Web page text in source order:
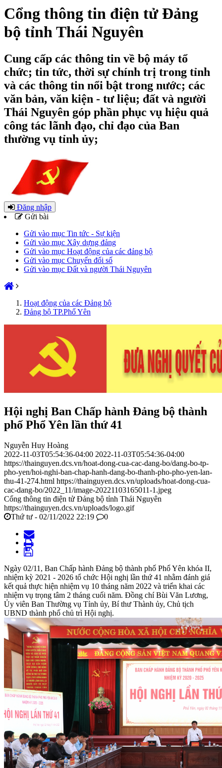
Cổng thông tin điện tử Đảng
bộ tỉnh Thái Nguyên
Cung cấp các thông tin về bộ máy tổ
chức; tin tức, thời sự chính trị trong tỉnh
và các thông tin nổi bật trong nước; các
văn bản, văn kiện - tư liệu; đất và người
Thái Nguyên góp phần phục vụ hiệu quả
công tác lãnh đạo, chỉ đạo của Ban
thường vụ tỉnh ủy;
Đăng nhập
Gửi bài
Gửi vào mục Tin tức - Sự kiện
Gửi vào mục Xây dựng đảng
Gửi vào mục Hoạt động của các đảng bộ
Gửi vào mục Chuyển đổi số
Gửi vào mục Đất và người Thái Nguyên
Hoạt động của các Đảng bộ
Đảng bộ TP.Phổ Yên
Hội nghị Ban Chấp hành Đảng bộ thành
phố Phổ Yên lần thứ 41
Nguyễn Huy Hoàng
2022-11-03T05:54:36-04:00 2022-11-03T05:54:36-04:00
https://thainguyen.dcs.vn/hoat-dong-cua-cac-dang-bo/dang-bo-tp-
pho-yen/hoi-nghi-ban-chap-hanh-dang-bo-thanh-pho-pho-yen-lan-
thu-41-274.html https://thainguyen.dcs.vn/uploads/hoat-dong-cua-
cac-dang-bo/2022_11/image-20221103165011-1.jpeg
Cổng thông tin điện tử Đảng bộ tỉnh Thái Nguyên
https://thainguyen.dcs.vn/uploads/logo.gif
Thứ tư - 02/11/2022 22:19
0
Ngày 02/11, Ban Chấp hành Đảng bộ thành phố Phổ Yên khóa II,
nhiệm kỳ 2021 - 2026 tổ chức Hội nghị lần thứ 41 nhằm đánh giá
kết quả thực hiện nhiệm vụ 10 tháng năm 2022 và triển khai các
nhiệm vụ trọng tâm 2 tháng cuối năm. Đồng chí Bùi Văn Lương,
Ủy viên Ban Thường vụ Tỉnh ủy, Bí thư Thành ủy, Chủ tịch
UBND thành phố chủ trì Hội nghị.